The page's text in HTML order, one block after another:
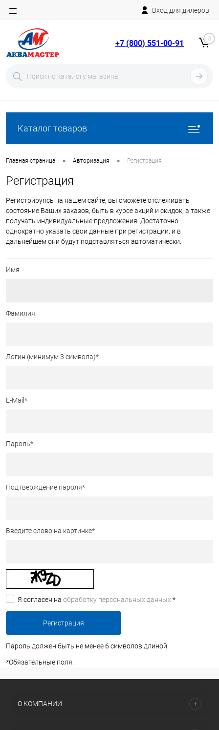
Вход для дилеров
+7 (800) 551-00-91 0
Каталог товаров
Главная страница • Авторизация • Регистрация
Регистрация
Регистрируясь на нашем сайте, вы сможете отслеживать
состояние Ваших заказов, быть в курсе акций и скидок, а также
получать индивидуальные предложения. Достаточно
однократно указать свои данные при регистрации, и в
дальнейшем они будут подставляться автоматически.
Имя
Фамилия
Логин (минимум 3 символа)*
E-Mail *
Пароль*
Подтверждение пароля*
Введите слово на картинке*
Я согласен на обработку персональных данных. *
Пароль должен быть не менее 6 символов длиной.
*Обязательные поля.
О КОМПАНИИ